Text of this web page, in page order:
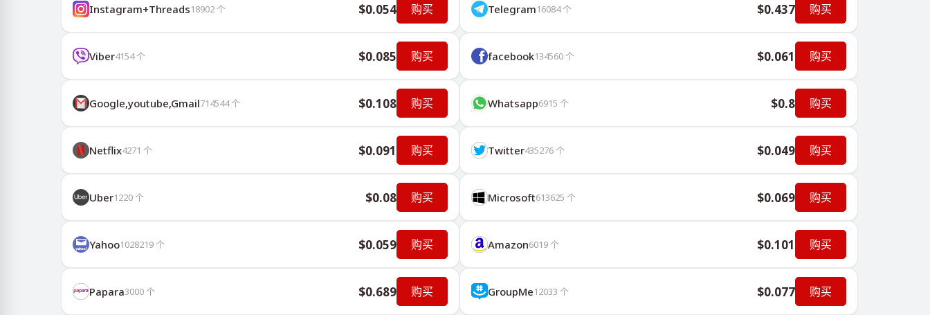
Instagram+Threads18902个 $0.054 购买 Telegram16084个 $0.437 购买
Viber4154个 $0.085 购买 facebook134560个 $0.061 购买
Google,youtube,Gmail714544个 $0.108 购买 Whatsapp6915 个 $0.8 购买
Netflix4271 个 $0.091 购买 Twitter435276个 $0.049 购买
Uber1220个 $0.08 购买 Microsoft613625 个 $0.069 购买
Yahoo1028219个 $0.059 购买 Amazon6019个 $0.101 购买
Papara3000个 $0.689 购买 GroupMe12033 个 $0.077 购买